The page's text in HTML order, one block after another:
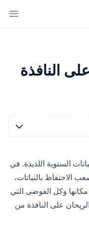
النافذة
السنوية اللذيذة. في
الاحتفاظ بالنباتات،
وكل الفوضى التي
على النافذة من